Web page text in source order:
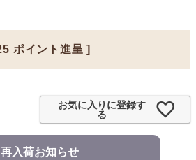
ポイント進呈 ]
お気に入りに登録す
る
再入荷お知らせ